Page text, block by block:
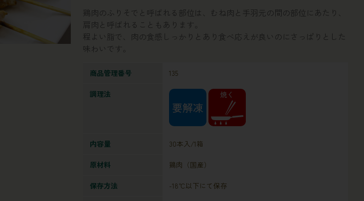
鶏肉のふりそでと呼ばれる部位は、むね肉と手羽元の間の部位にあたり、
肩肉と呼ばれることもあります。
程よい脂で、肉の食感しっかりとあり食べ応えが良いのにさっぱりとした
味わいです。
商品管理番号 135
調理法
内容量 30本入/1箱
原材料 鶏肉（国産）
保存方法 -18℃以下にて保存